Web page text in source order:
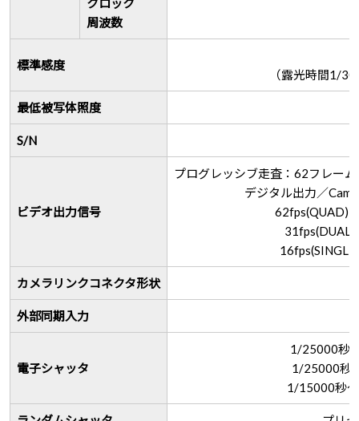
クロック
周波数
標準感度
（露光時間1/
最低被写体照度
S/N
ビデオ出力信号
プログレッシブ走査：62フレー
デジタル出力／
62fps(QUAD)
カメラリンクコネクタ形状
外部同期入力
電子シャッタ
1/25000秒
1/25000秒
1/15000秒